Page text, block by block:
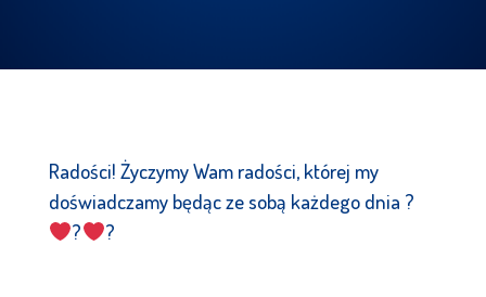
Radości! Życzymy Wam radości, której my
doświadczamy będąc ze sobą każdego dnia ?
?
?